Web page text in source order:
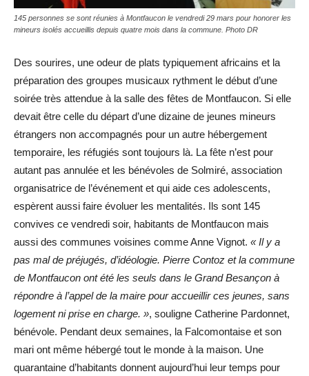
145 personnes se sont réunies à Montfaucon le vendredi 29 mars pour honorer les
mineurs isolés accueillis depuis quatre mois dans la commune. Photo DR
Des sourires, une odeur de plats typiquement africains et la
préparation des groupes musicaux rythment le début d’une
soirée très attendue à la salle des fêtes de Montfaucon. Si elle
devait être celle du départ d’une dizaine de jeunes mineurs
étrangers non accompagnés pour un autre hébergement
temporaire, les réfugiés sont toujours là. La fête n’est pour
autant pas annulée et les bénévoles de Solmiré, association
organisatrice de l’événement et qui aide ces adolescents,
espèrent aussi faire évoluer les mentalités. Ils sont 145
convives ce vendredi soir, habitants de Montfaucon mais
aussi des communes voisines comme Anne Vignot. « Il y a
pas mal de préjugés, d’idéologie. Pierre Contoz et la commune
de Montfaucon ont été les seuls dans le Grand Besançon à
répondre à l’appel de la maire pour accueillir ces jeunes, sans
logement ni prise en charge. », souligne Catherine Pardonnet,
bénévole. Pendant deux semaines, la Falcomontaise et son
mari ont même hébergé tout le monde à la maison. Une
quarantaine d’habitants donnent aujourd’hui leur temps pour